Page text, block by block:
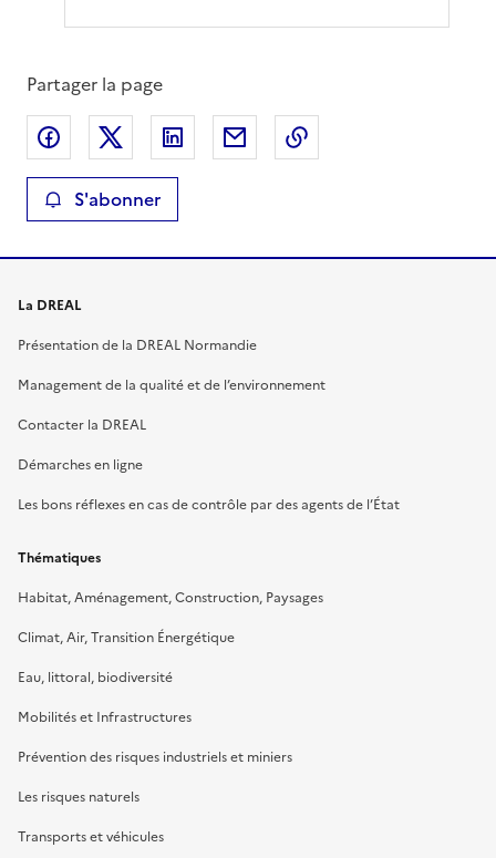
Partager la page
Partager sur Facebook
Partager sur XPartager sur LinkedIn
Partager par email
S'abonner
La DREAL
Présentation de la DREAL Normandie
Management de la qualité et de l’environnement
Contacter la DREAL
Démarches en ligne
Les bons réflexes en cas de contrôle par des agents de l’État
Thématiques
Habitat, Aménagement, Construction, Paysages
Climat, Air, Transition Énergétique
Eau, littoral, biodiversité
Mobilités et Infrastructures
Prévention des risques industriels et miniers
Les risques naturels
Transports et véhicules